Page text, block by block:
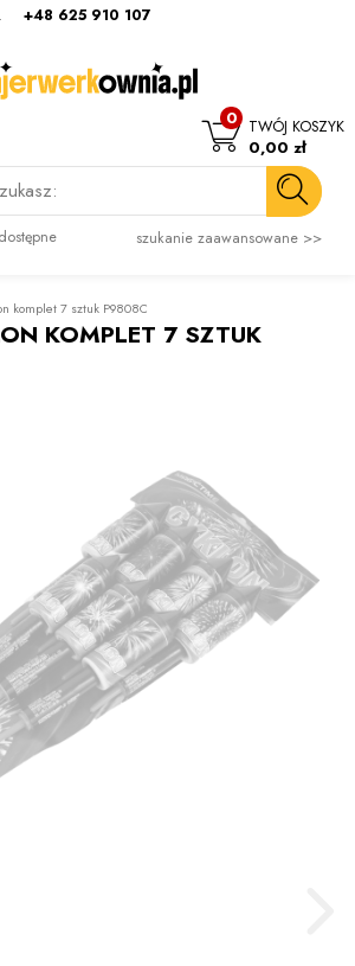
+48 625 910 107
szukanie zaawansowane >>
TWÓJ KOSZYK
0
0,00 zł
komplet 7 sztuk P9808C
KOMPLET 7 SZTUK